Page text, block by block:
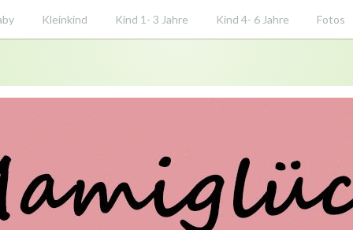
Kleinkind Kind 1- 3 Jahre Kind 4- 6 Jahre Fotos